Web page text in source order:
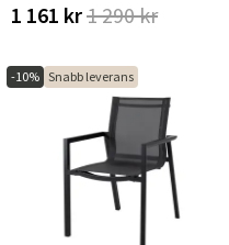
1 161 kr1 290 kr
-10% Snabb leverans